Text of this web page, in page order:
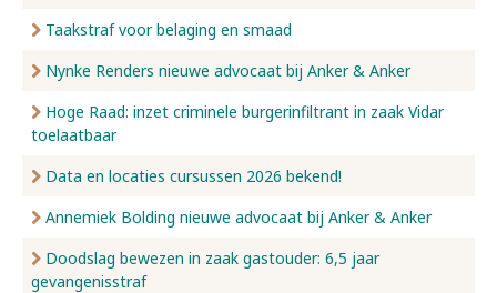
Taakstraf voor belaging en smaad
Nynke Renders nieuwe advocaat bij Anker & Anker
Hoge Raad: inzet criminele burgerinfiltrant in zaak Vidar
toelaatbaar
Data en locaties cursussen 2026 bekend!
Annemiek Bolding nieuwe advocaat bij Anker & Anker
Doodslag bewezen in zaak gastouder: 6,5 jaar
gevangenisstraf